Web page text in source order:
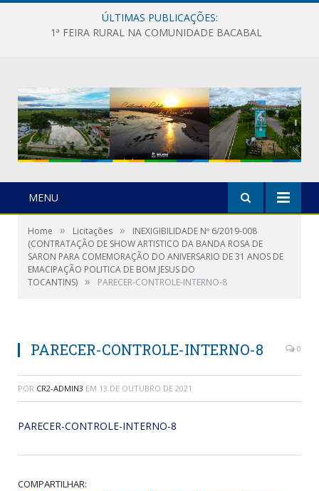
ÚLTIMAS PUBLICAÇÕES:
1ª FEIRA RURAL NA COMUNIDADE BACABAL
MENU
Home » Licitações »
INEXIGIBILIDADE Nº 6/2019-008
(CONTRATAÇÃO DE SHOW ARTISTICO DA BANDA ROSA DE
SARON PARA COMEMORAÇÃO DO ANIVERSARIO DE 31 ANOS DE
EMACIPAÇÃO POLITICA DE BOM JESUS DO
TOCANTINS) » PARECER-CONTROLE-INTERNO-8
PARECER-CONTROLE-INTERNO-8 0
POR CR2-ADMIN3 EM 13 DE OUTUBRO DE 2021
PARECER-CONTROLE-INTERNO-8
COMPARTILHAR: